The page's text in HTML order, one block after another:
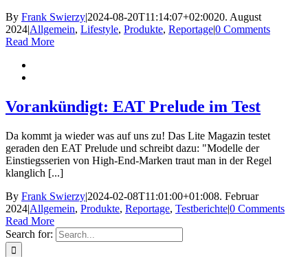
By Frank Swierzy|2024-08-20T11:14:07+02:0020. August
2024|Allgemein, Lifestyle, Produkte, Reportage|0 Comments
Read More
Vorankündigt: EAT Prelude im Test
Da kommt ja wieder was auf uns zu! Das Lite Magazin testet
geraden den EAT Prelude und schreibt dazu: "Modelle der
Einstiegsserien von High-End-Marken traut man in der Regel
klanglich [...]
By Frank Swierzy|2024-02-08T11:01:00+01:008. Februar
2024|Allgemein, Produkte, Reportage, Testberichte|0 Comments
Read More
Search for: